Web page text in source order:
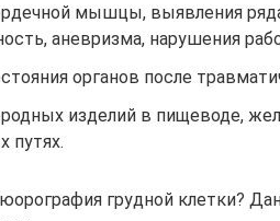
мышцы, выявления
аневризма, нарушения
органов после
изделий в пищеводе,
путях.
грудной клетки?